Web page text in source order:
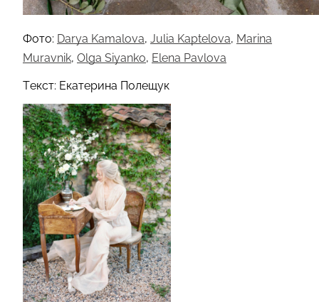
Фото: Darya Kamalova, Julia Kaptelova, Marina
Muravnik, Olga Siyanko, Elena Pavlova
Текст: Екатерина Полещук